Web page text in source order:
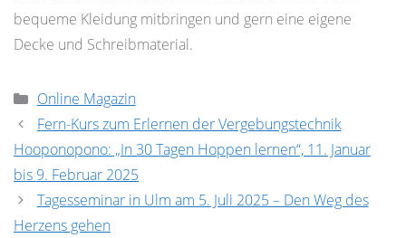
bequeme Kleidung mitbringen und gern eine eigene
Decke und Schreibmaterial.
Kategorien
Online Magazin
Fern-Kurs zum Erlernen der Vergebungstechnik
Hooponopono: „In 30 Tagen Hoppen lernen“, 11. Januar
bis 9. Februar 2025
Tagesseminar in Ulm am 5. Juli 2025 – Den Weg des
Herzens gehen